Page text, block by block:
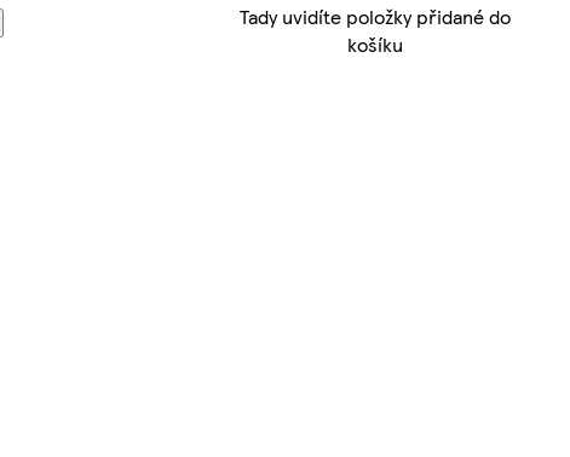
Tady uvidíte položky přidané do
košíku